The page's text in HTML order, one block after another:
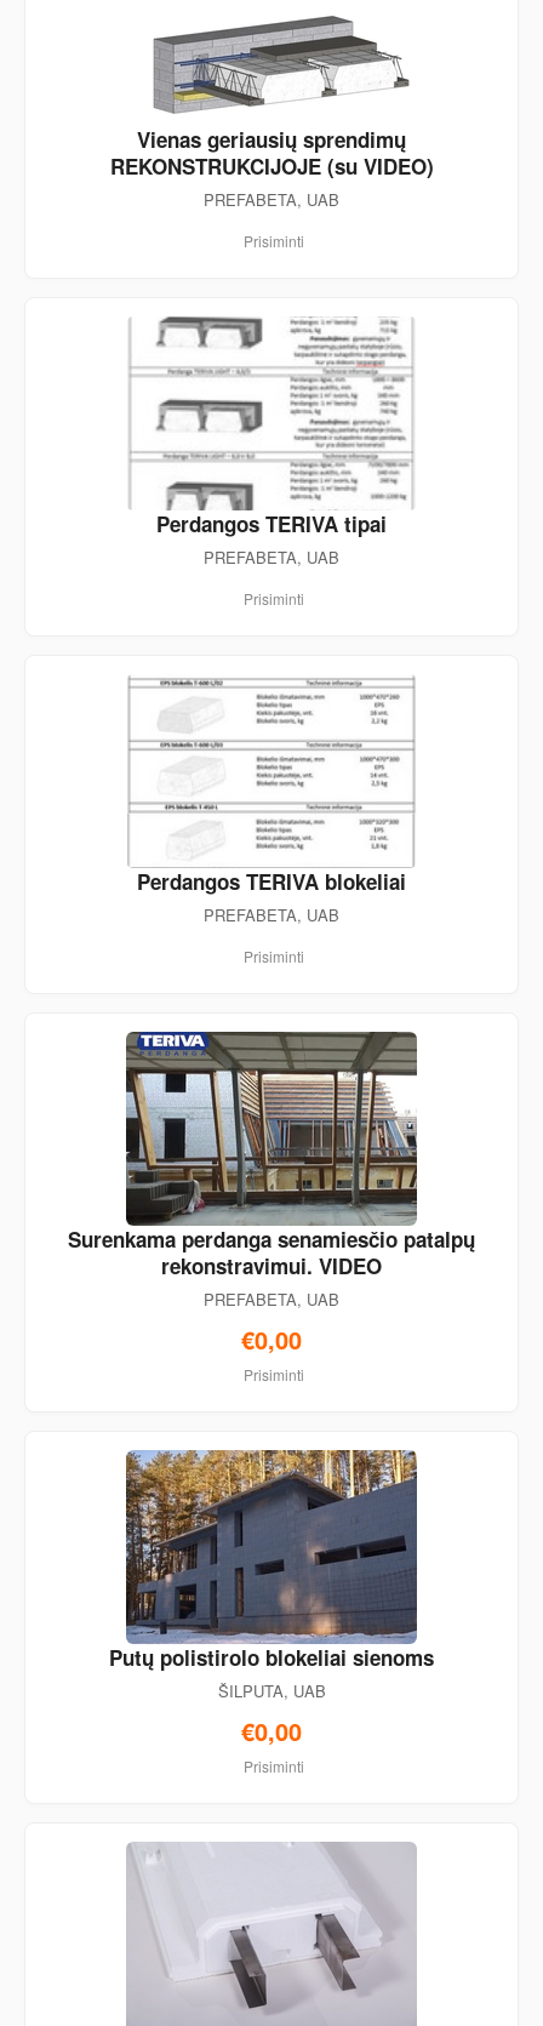
Vienas geriausių sprendimų
REKONSTRUKCIJOJE (su VIDEO)
PREFABETA, UAB
Prisiminti
Perdangos TERIVA tipai
PREFABETA, UAB
Prisiminti
Perdangos TERIVA blokeliai
PREFABETA, UAB
Prisiminti
Surenkama perdanga senamiesčio patalpų
rekonstravimui. VIDEO
PREFABETA, UAB
€0,00
Prisiminti
Putų polistirolo blokeliai sienoms
ŠILPUTA, UAB
€0,00
Prisiminti